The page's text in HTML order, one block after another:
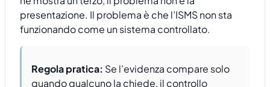
presentazione. Il problema è che l’ISMS non sta
funzionando come un sistema controllato.
Regola pratica: Se l’evidenza compare solo
quando qualcuno la chiede, il controllo